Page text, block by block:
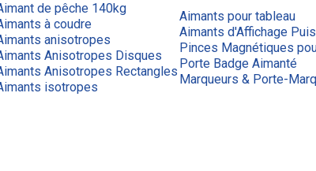
de pêche 140kg
à coudre
anisotropes
Anisotropes Disques
Anisotropes Rectangles
isotropes
Aimants pour tableau
Aimants d'Affichage
Pinces Magnétiques
Porte Badge Aimanté
Marqueurs & Porte-